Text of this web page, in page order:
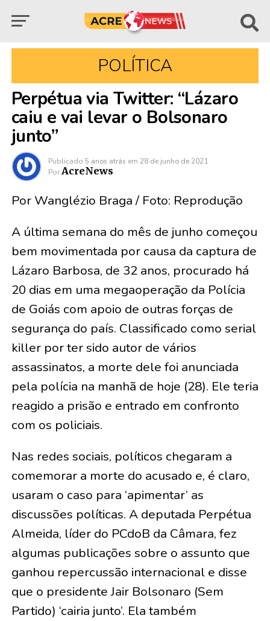
POLÍTICA
Perpétua via Twitter: “Lázaro
caiu e vai levar o Bolsonaro
junto”
Publicado 5 anos atrás em 28 de junho de 2021
Por AcreNews
Por Wanglézio Braga / Foto: Reprodução
A última semana do mês de junho começou
bem movimentada por causa da captura de
Lázaro Barbosa, de 32 anos, procurado há
20 dias em uma megaoperação da Polícia
de Goiás com apoio de outras forças de
segurança do país. Classificado como serial
killer por ter sido autor de vários
assassinatos, a morte dele foi anunciada
pela polícia na manhã de hoje (28). Ele teria
reagido a prisão e entrado em confronto
com os policiais.
Nas redes sociais, políticos chegaram a
comemorar a morte do acusado e, é claro,
usaram o caso para ‘apimentar’ as
discussões políticas. A deputada Perpétua
Almeida, líder do PCdoB da Câmara, fez
algumas publicações sobre o assunto que
ganhou repercussão internacional e disse
que o presidente Jair Bolsonaro (Sem
Partido) ‘cairia junto’. Ela também